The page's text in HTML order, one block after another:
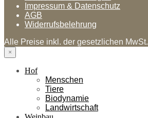
Impressum & Datenschutz
AGB
Widerrufsbelehrung
Alle Preise inkl. der gesetzlichen MwSt.
×
Hof
Menschen
Tiere
Biodynamie
Landwirtschaft